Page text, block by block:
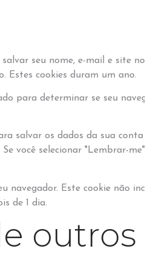
seu nome, e-mail e site
Estes cookies duram um ano.
para determinar se seu
salvar os dados da sua
você selecionar "Lembrar-
Este cookie não
de 1 dia.
outros